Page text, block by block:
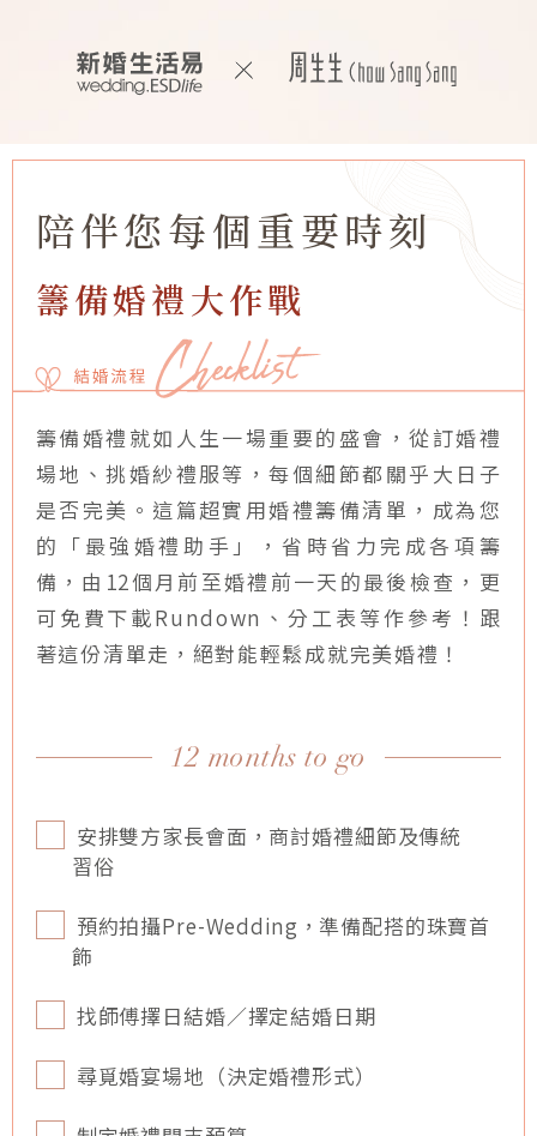
陪伴您每個重要時刻
籌備婚禮大作戰
籌備婚禮就如人生一場重要的盛會，從訂婚禮
場地、挑婚紗禮服等，每個細節都關乎大日子
是否完美。這篇超實用婚禮籌備清單，成為您
的「最強婚禮助手」，省時省力完成各項籌
備，由12個月前至婚禮前一天的最後檢查，更
可免費下載Rundown、分工表等作參考！跟
著這份清單走，絕對能輕鬆成就完美婚禮！
12 months to go
安排雙方家長會面，商討婚禮細節及傳統
習俗
預約拍攝Pre-Wedding，準備配搭的珠寶首
飾
找師傅擇日結婚／擇定結婚日期
尋覓婚宴場地（決定婚禮形式）